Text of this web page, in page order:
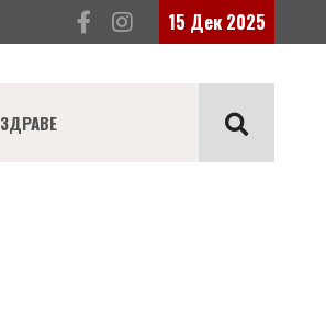
15 Дек 2025
ЗДРАВЕ